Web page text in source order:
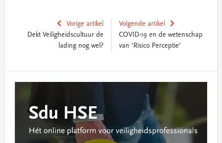
Vorige artikel
Dekt Veiligheidscultuur de
lading nog wel?
Volgende artikel
COVID-19 en de wetenschap
van ‘Risico Perceptie’